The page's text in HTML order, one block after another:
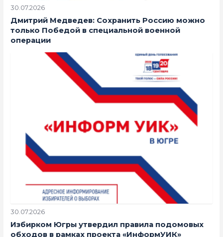
30.07.2026
Дмитрий Медведев: Сохранить Россию можно
только Победой в специальной военной
операции
30.07.2026
Избирком Югры утвердил правила подомовых
обходов в рамках проекта «ИнформУИК»